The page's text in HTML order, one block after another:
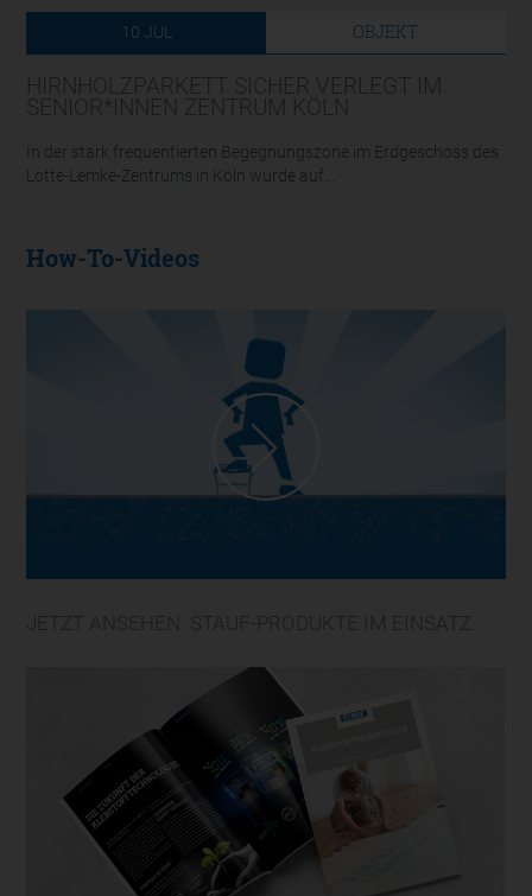
10 JUL OBJEKT
In der stark frequentierten Begegnungszone im Erdgeschoss des
Lotte-Lemke-Zentrums in Köln wurde auf...
How-To-Videos